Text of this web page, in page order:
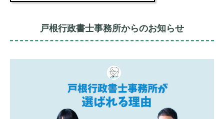
戸根行政書士事務所からのお知らせ